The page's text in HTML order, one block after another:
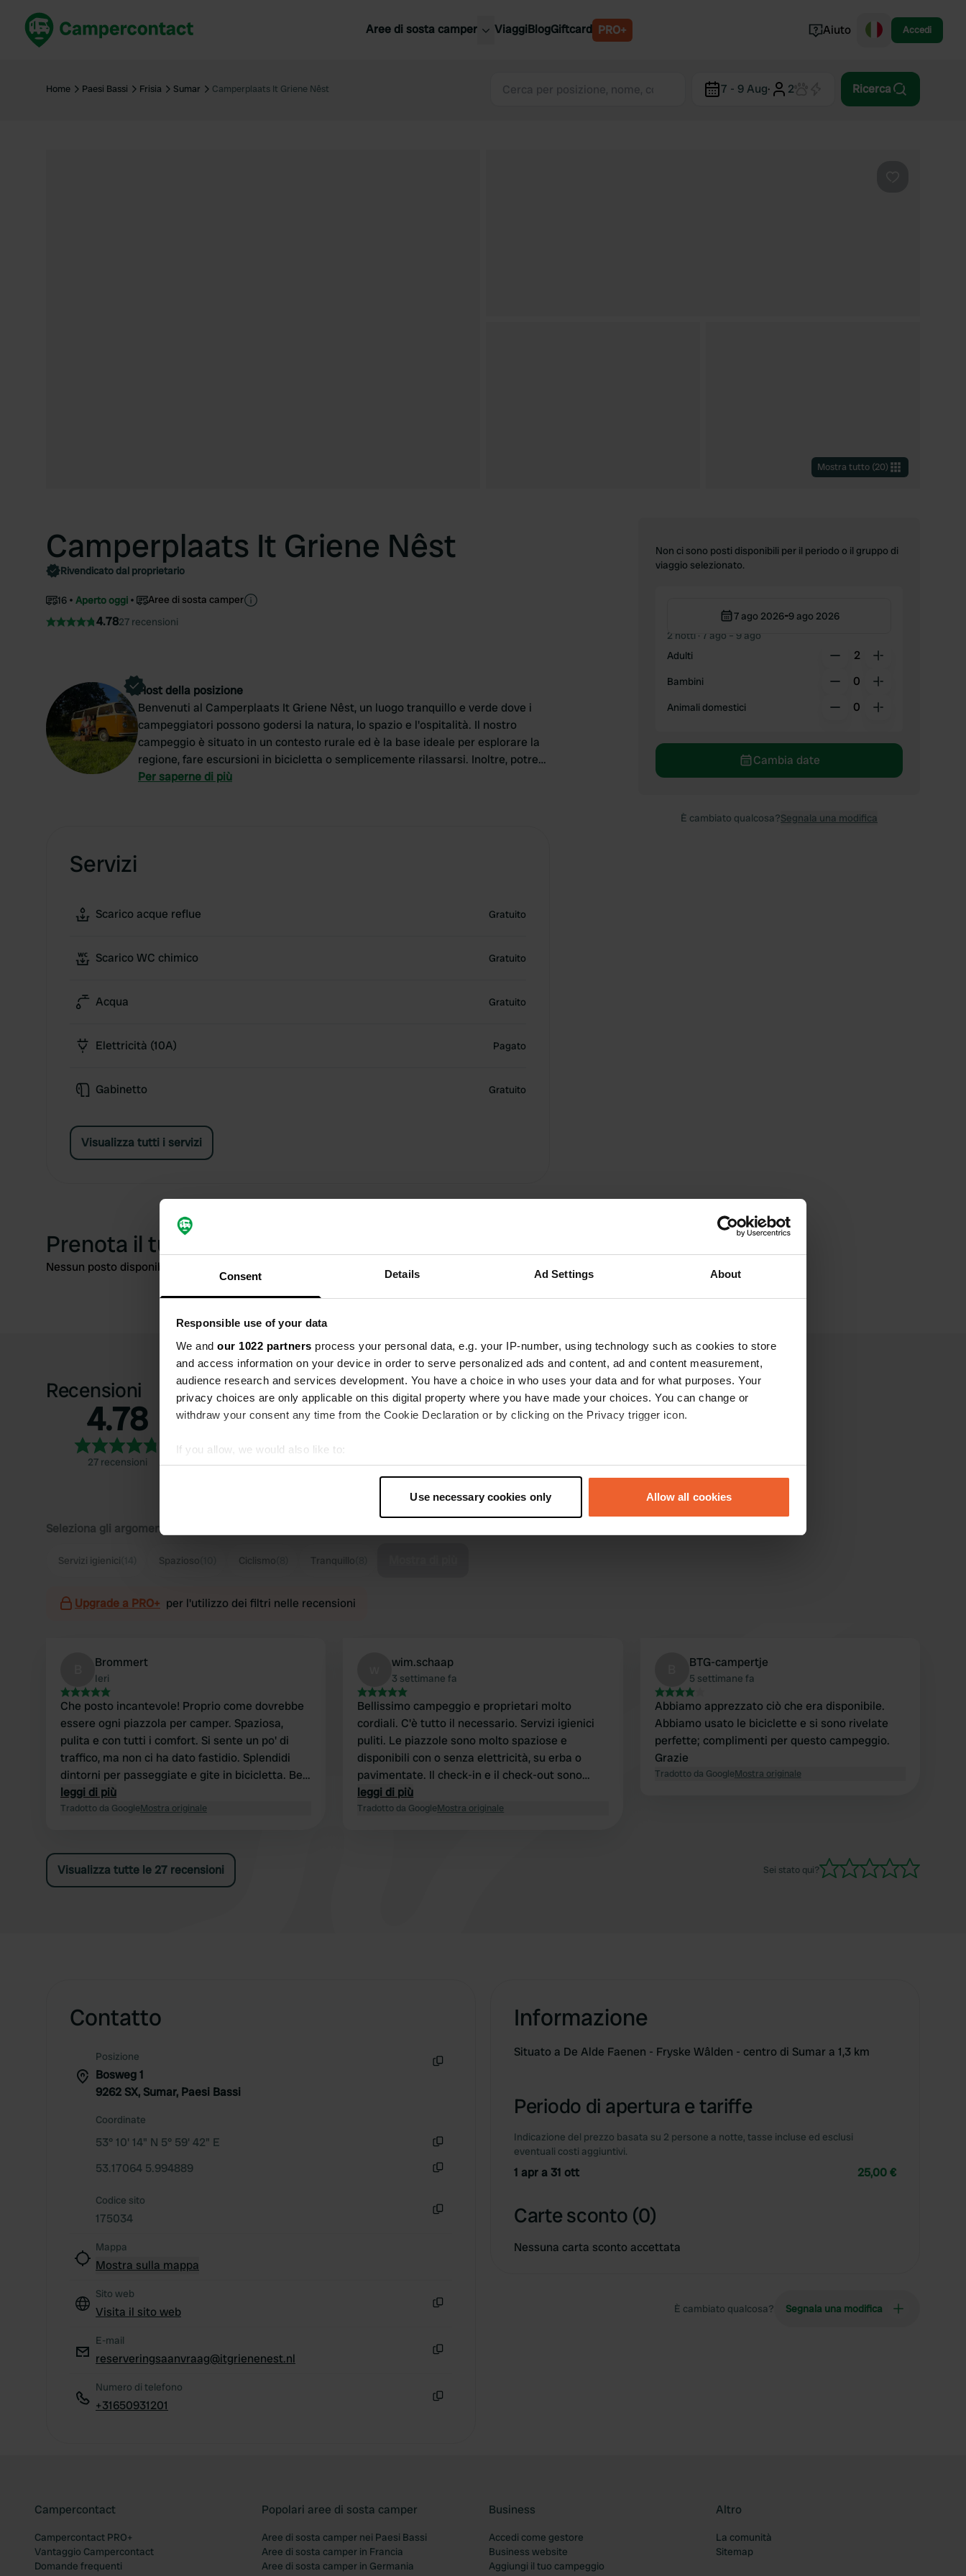
Consent Details Ad Settings About
Responsible use of your data
We and our 1022 partners process your personal data, e.g. your IP-number, using technology such as cookies to store
and access information on your device in order to serve personalized ads and content, ad and content measurement,
audience research and services development. You have a choice in who uses your data and for what purposes. Your
privacy choices are only applicable on this digital property where you have made your choices. You can change or
withdraw your consent any time from the Cookie Declaration or by clicking on the Privacy trigger icon.
If you allow, we would also like to:
Collect information about your geographical location which can be accurate to within several meters
Find out more about how your personal data is processed and set your preferences in the
information about your use of our site with our social media, advertising and analytics partners who may combine it with
Use necessary cookies only Allow all cookies
Aree di sosta camper
Italia
Italia
Slovenia
Portogallo
ViaggiBlogGiftcard PRO+ Aiuto Accedi
Home Paesi Bassi Frisia Sumar Camperplaats It Griene Nêst 7 - 9 Aug· 2 Ricerca
Mostra tutto (20)
Camperplaats It Griene Nêst
Rivendicato dal proprietario
16 Aperto oggi Aree di sosta camper
4.7827 recensioni
Host della posizione
Benvenuti al Camperplaats It Griene Nêst, un luogo tranquillo e verde dove i
campeggiatori possono godersi la natura, lo spazio e l'ospitalità. Il nostro
campeggio è situato in un contesto rurale ed è la base ideale per esplorare la
regione, fare escursioni in bicicletta o semplicemente rilassarsi. Inoltre, potrete
andare alla ricerca di innumerevoli tesori nella zona con il geocaching. Che
Per saperne di più
Servizi
Scarico acque reflue Gratuito
Scarico WC chimico Gratuito
Acqua Gratuito
Elettricità (10A) Pagato
Gabinetto Gratuito
Visualizza tutti i servizi
Non ci sono posti disponibili per il periodo o il gruppo di
viaggio selezionato.
7 ago 2026-9 ago 2026
2 notti · 7 ago – 9 ago
Adulti
2
Bambini 0
Animali domestici 0
Cambia date
È cambiato qualcosa?Segnala una modifica
Prenota il tuo posto
Nessun posto disponibile nell'intervallo di date selezionato. Modifica il periodo
Recensioni
4.78
27 recensioni
5
3
2
Seleziona gli argomenti di cui desideri leggere le recensioni:
Servizi igienici Spazioso Ciclismo Tranquillo
Upgrade a PRO+ per l'utilizzo dei filtri nelle recensioni
Brommert
Ieri
Che posto incantevole! Proprio come dovrebbe
essere ogni piazzola per camper. Spaziosa,
pulita e con tutti i comfort. Si sente un po' di
traffico, ma non ci ha dato fastidio. Splendidi
dintorni per passeggiate e gite in bicicletta. Bei
posti da visitare e dove fare la spesa.
Torneremo sicuramente più spesso!
leggi di più
Tradotto da GoogleMostra originale
wim.schaap
3 settimane fa
Bellissimo campeggio e proprietari molto
cordiali. C'è tutto il necessario. Servizi igienici
puliti. Le piazzole sono molto spaziose e
disponibili con o senza elettricità, su erba o
pavimentate. Il check-in e il check-out sono
molto semplici. Circondato dal verde, con un
bellissimo e ampio giardino dove è possibile
leggi di più
Tradotto da GoogleMostra originale
BTG-campertje
5 settimane fa
Abbiamo apprezzato ciò che era disponibile.
Abbiamo usato le biciclette e si sono rivelate
perfette; complimenti per questo campeggio.
Grazie
Tradotto da GoogleMostra originale
Visualizza tutte le 27 recensioni Sei stato qui?
Contatto
Posizione
Bosweg 1
9262 SX, Sumar, Paesi Bassi
Coordinate
53° 10' 14" N 5° 59' 42" E
53.17064 5.994889
Codice sito
175034
Mappa
Mostra sulla mappa
Sito web
Visita il sito web
E-mail
reserveringsaanvraag@itgrienenest.nl
Numero di telefono
+31650931201
Informazione
Situato a De Alde Faenen - Fryske Wâlden - centro di Sumar a 1,3 km
Periodo di apertura e tariffe
Indicazione del prezzo basata su 2 persone a notte, tasse incluse ed esclusi
eventuali costi aggiuntivi.
1 apr a 31 ott 25,00 €
Carte sconto (0)
Nessuna carta sconto accettata
È cambiato qualcosa? Segnala una modifica
Campercontact
Campercontact PRO+
Vantaggio Campercontact
Domande frequenti
Popolari aree di sosta camper
Aree di sosta camper nei Paesi Bassi
Aree di sosta camper in Francia
Aree di sosta camper in Germania
Business
Accedi come gestore
Business website
Aggiungi il tuo campeggio
Altro
La comunità
Sitemap